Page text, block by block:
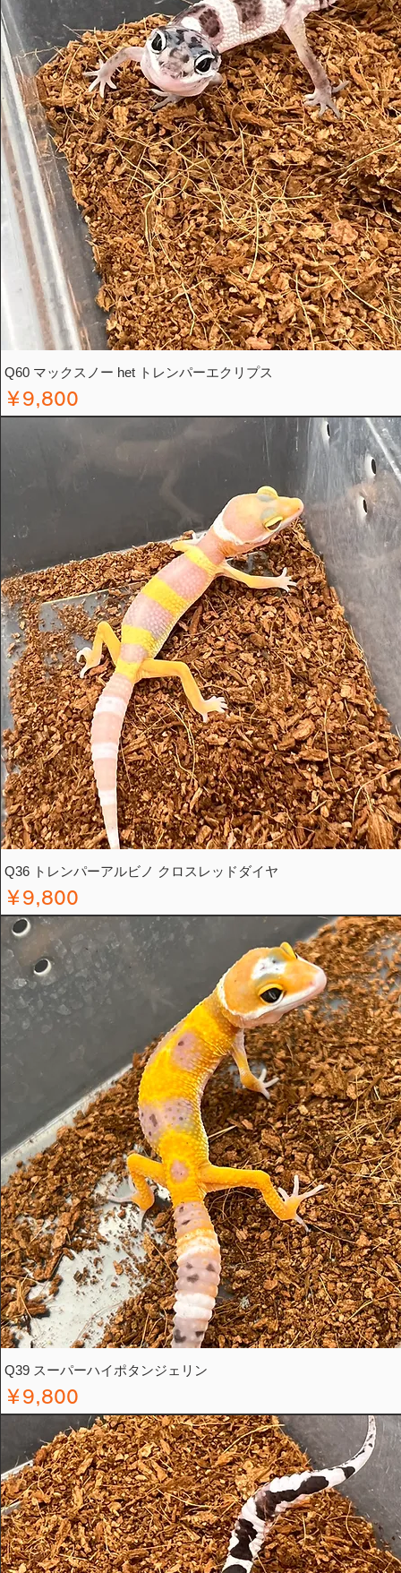
Q60 マックスノー het トレンパーエクリプス
価格
￥9,800
Q36 トレンパーアルビノ クロスレッドダイヤ
価格
￥9,800
Q39 スーパーハイポタンジェリン
価格
￥9,800